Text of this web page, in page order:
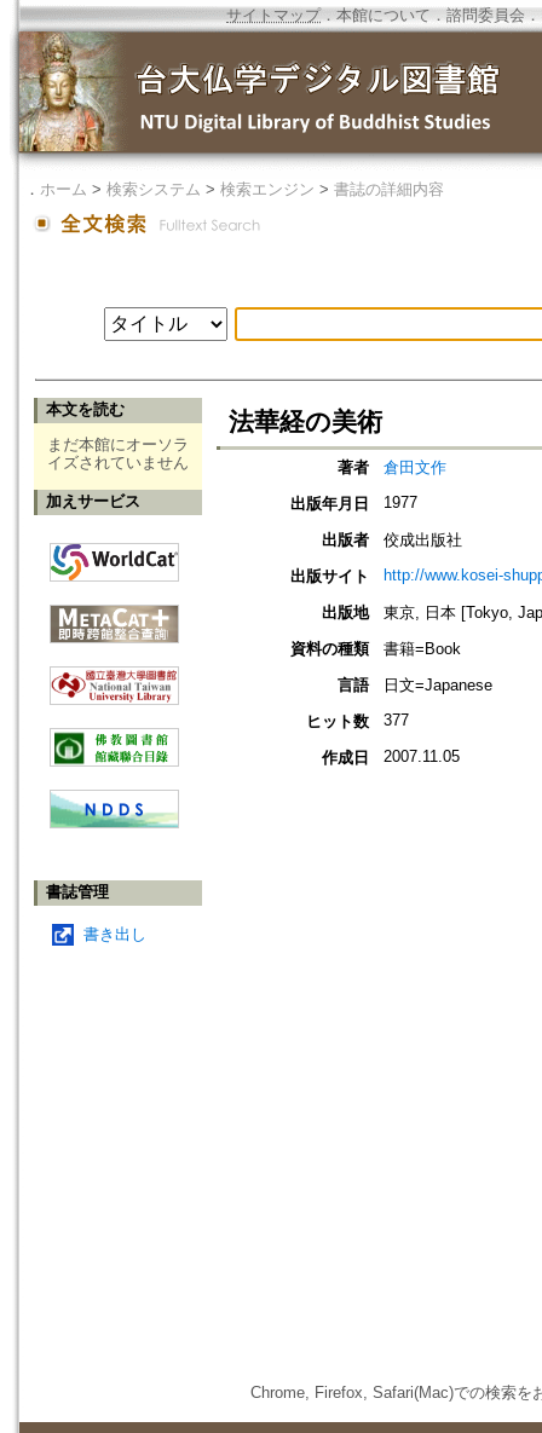
サイトマップ．本館について ． 諮問委員会 ．
． ホーム > 検索システム > 検索エンジン > 書誌の詳細内容
本文を読む
まだ本館にオーソラ
イズされていません
加えサービス
書誌管理
書き出し
法華経の美術
著者
倉田文作
出版年月日
1977
出版者
佼成出版社
出版サイト
http://www.kosei-
出版地
東京, 日本 [Tokyo,
資料の種類
書籍=Book
言語
日文=Japanese
ヒット数
377
作成日 2007.11.05
Chrome, Firefox, Safari(Mac)での検索を